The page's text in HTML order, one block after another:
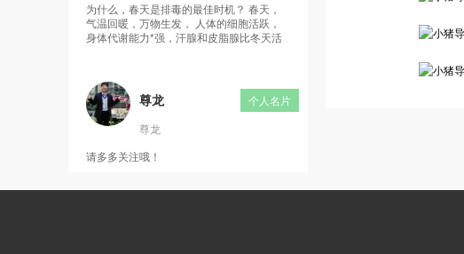
为什么，春天是排毒的最佳时机？ 春天，
气温回暖，万物生发， 人体的细胞活跃，
身体代谢能力*强，汗腺和皮脂腺比冬天活
尊龙
个人名片
尊龙
请多多关注哦！